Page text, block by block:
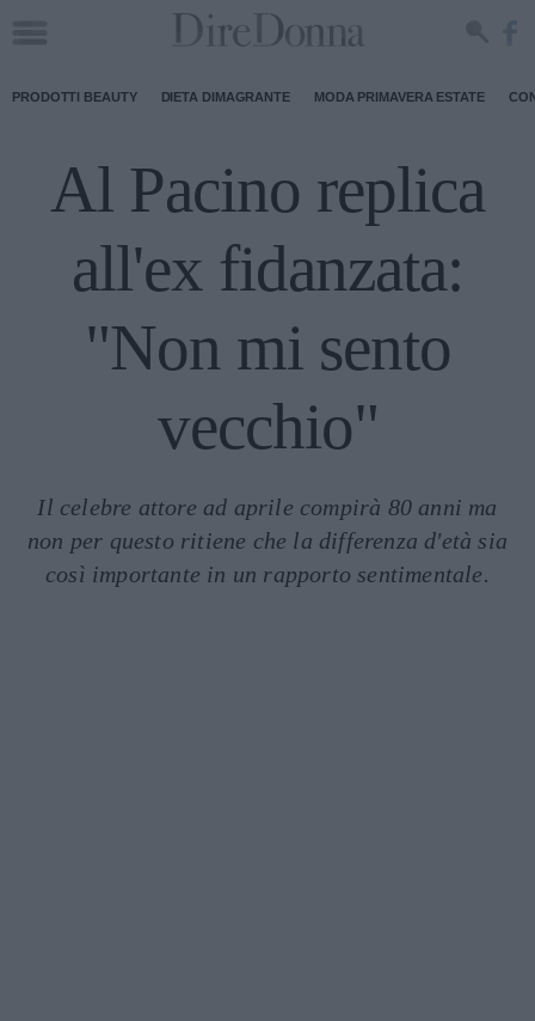
PRODOTTI BEAUTY DIETA DIMAGRANTE MODA PRIMAVERA ESTATE
Al Pacino replica
all'ex fidanzata:
"Non mi sento
vecchio"
Il celebre attore ad aprile compirà 80 anni ma
non per questo ritiene che la differenza d'età sia
così importante in un rapporto sentimentale.